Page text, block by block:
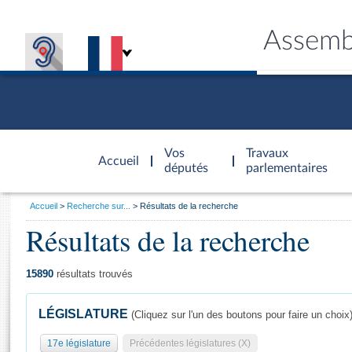
Accueil
d'accueil
Vos
députés
Travaux
parlementaires
Général
Vous
Accueil Recherche sur... Résultats de la recherche
Résultats de la recherche
15890 résultats trouvés
LÉGISLATURE (Cliquez sur l'un des boutons pour faire un choix)
17e législature Précédentes législatures (X)